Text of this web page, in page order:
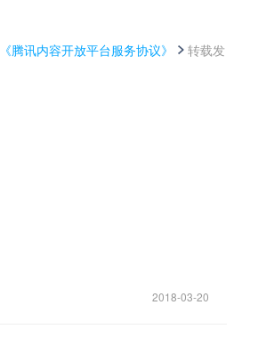
《腾讯内容开放平台服务协议》
转载发
2018-03-20